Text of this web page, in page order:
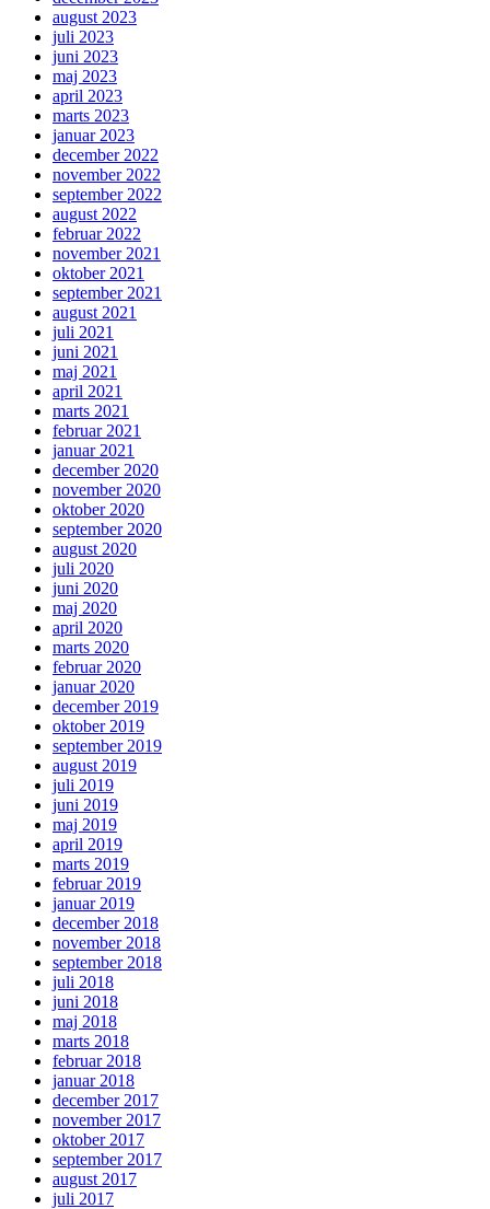
august 2023
juli 2023
juni 2023
maj 2023
april 2023
marts 2023
januar 2023
december 2022
november 2022
september 2022
august 2022
februar 2022
november 2021
oktober 2021
september 2021
august 2021
juli 2021
juni 2021
maj 2021
april 2021
marts 2021
februar 2021
januar 2021
december 2020
november 2020
oktober 2020
september 2020
august 2020
juli 2020
juni 2020
maj 2020
april 2020
marts 2020
februar 2020
januar 2020
december 2019
oktober 2019
september 2019
august 2019
juli 2019
juni 2019
maj 2019
april 2019
marts 2019
februar 2019
januar 2019
december 2018
november 2018
september 2018
juli 2018
juni 2018
maj 2018
marts 2018
februar 2018
januar 2018
december 2017
november 2017
oktober 2017
september 2017
august 2017
juli 2017